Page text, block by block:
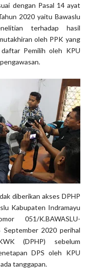
dengan Pasal 14 ayat
2020 yaitu Bawaslu
terhadap hasil
oleh PPK yang
Pemilih oleh KPU
diberikan akses DPHP
Kabupaten Indramayu
051/K.BAWASLU-
September 2020 perihal
(DPHP) sebelum
DPS oleh KPU
tanggapan.